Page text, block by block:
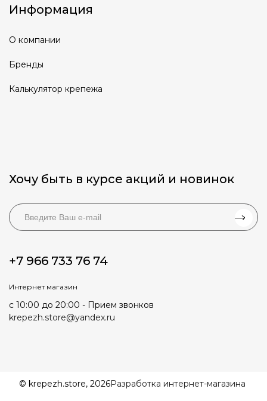
Информация
О компании
Бренды
Калькулятор крепежа
Хочу быть в курсе акций и новинок
+7 966 733 76 74
Интернет магазин
с 10:00 до 20:00 - Прием звонков
krepezh.store@yandex.ru
© krepezh.store, 2026Разработка интернет-магазина